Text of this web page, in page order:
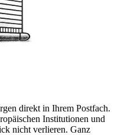
direkt in Ihrem Postfach.
Institutionen und
nicht verlieren. Ganz